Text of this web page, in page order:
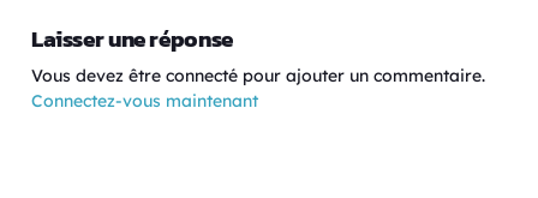
Laisser une réponse
Vous devez être connecté pour ajouter un commentaire.
Connectez-vous maintenant